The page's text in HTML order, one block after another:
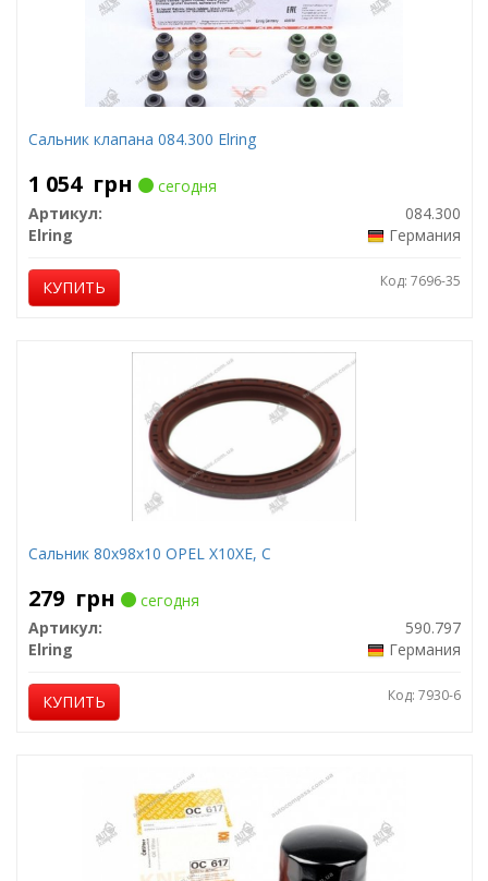
Сальник клапана 084.300 Elring
1 054 грн
сегодня
Артикул:
084.300
Elring
Германия
КУПИТЬ Код: 7696-35
Сальник 80x98x10 OPEL X10XE, C
279 грн
сегодня
Артикул:
590.797
Elring
Германия
КУПИТЬ Код: 7930-6